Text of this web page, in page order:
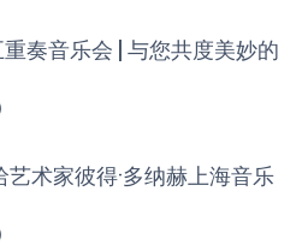
重奏音乐会 | 与您共度美妙的
艺术家彼得·多纳赫上海音乐